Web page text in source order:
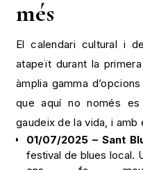
El calendari cultural i
àmplia gamma
que aquí no només
gaudeix de la vida, i amb
01/07/2025 – Sant
festival de blues local.
ens fa
https://